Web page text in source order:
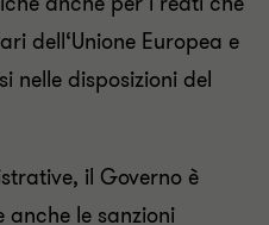
dell‘Unione Europea e
nelle disposizioni del
il Governo è
le sanzioni